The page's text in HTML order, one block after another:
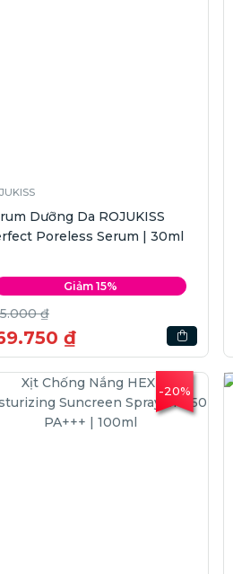
Dưỡng Da ROJUKISS
Poreless Serum | 30ml
Giảm 15%
₫
₫
-20%